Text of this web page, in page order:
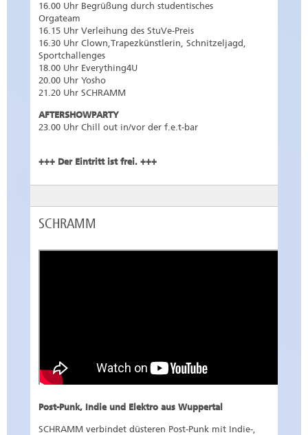
16.00 Uhr Begrüßung durch studentisches
Orgateam
16.15 Uhr Verleihung des StuVe-Preis
16.30 Uhr Clown,Trapezkünstlerin, Schnitzeljagd,
Sportchallenges
18.00 Uhr Everything4U
20.00 Uhr Yosho
21.20 Uhr SCHRAMM
AFTERSHOWPARTY
23.00 Uhr Chill out in/vor der f.e.t-bar
+++ Der Eintritt ist frei. +++
SCHRAMM
Post-Punk, Indie und Elektro aus Wuppertal
SCHRAMM verbindet düsteren Post-Punk mit Indie-,